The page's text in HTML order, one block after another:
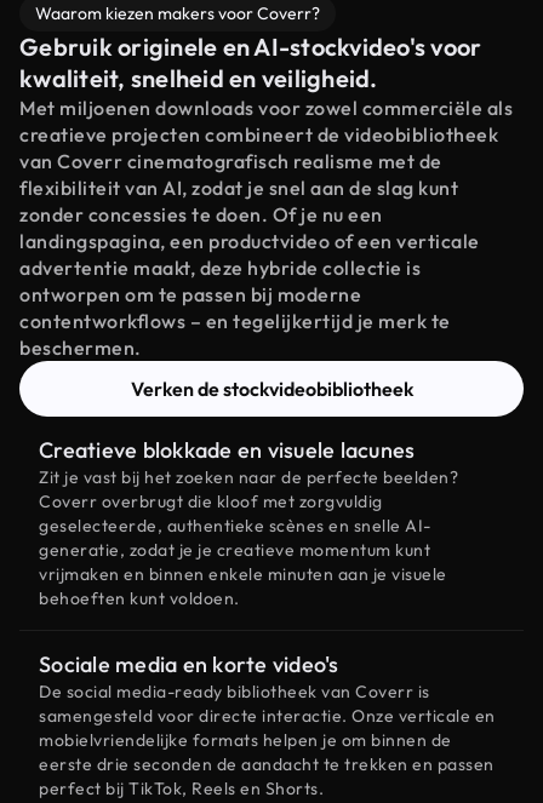
Waarom kiezen makers voor Coverr?
Gebruik originele en AI-stockvideo's voor
kwaliteit, snelheid en veiligheid.
Met miljoenen downloads voor zowel commerciële als
creatieve projecten combineert de videobibliotheek
van Coverr cinematografisch realisme met de
flexibiliteit van AI, zodat je snel aan de slag kunt
zonder concessies te doen. Of je nu een
landingspagina, een productvideo of een verticale
advertentie maakt, deze hybride collectie is
ontworpen om te passen bij moderne
contentworkflows – en tegelijkertijd je merk te
beschermen.
Verken de stockvideobibliotheek
Creatieve blokkade en visuele lacunes
Zit je vast bij het zoeken naar de perfecte beelden?
Coverr overbrugt die kloof met zorgvuldig
geselecteerde, authentieke scènes en snelle AI-
generatie, zodat je je creatieve momentum kunt
vrijmaken en binnen enkele minuten aan je visuele
behoeften kunt voldoen.
Sociale media en korte video's
De social media-ready bibliotheek van Coverr is
samengesteld voor directe interactie. Onze verticale en
mobielvriendelijke formats helpen je om binnen de
eerste drie seconden de aandacht te trekken en passen
perfect bij TikTok, Reels en Shorts.